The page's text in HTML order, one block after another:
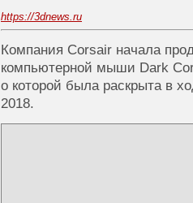
https://3dnews.ru
Компания Corsair начала
компьютерной мыши Dark
о которой была раскрыта в
2018.